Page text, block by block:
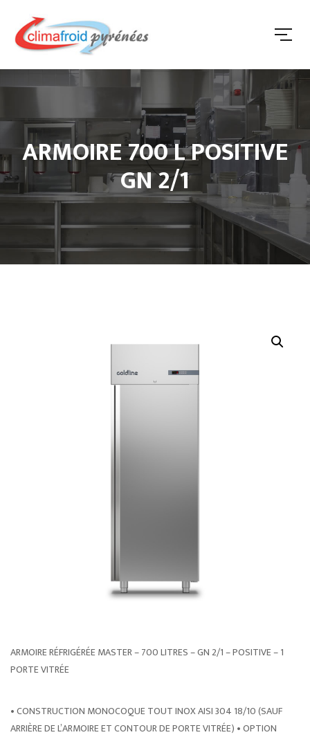
ARMOIRE 700 L POSITIVE
GN 2/1
ARMOIRE RÉFRIGÉRÉE MASTER – 700 LITRES – GN 2/1 – POSITIVE – 1
PORTE VITRÉE
• CONSTRUCTION MONOCOQUE TOUT INOX AISI 304 18/10 (SAUF
ARRIÈRE DE L’ARMOIRE ET CONTOUR DE PORTE VITRÉE) • OPTION